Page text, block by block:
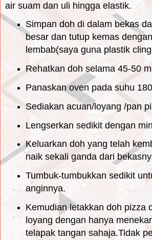
air suam dan uli hingga elastik.
Simpan doh di dalam bekas
besar dan tutup kemas
lembab(saya guna plastik
Rehatkan doh selama 45-50
Panaskan oven pada suhu
Sediakan acuan/loyang /pan
Lengserkan sedikit dengan
Keluarkan doh yang telah
naik sekali ganda dari
Tumbuk-tumbukkan sedikit
anginnya.
Kemudian letakkan doh pizza
loyang dengan hanya
telapak tangan sahaja.Tidak